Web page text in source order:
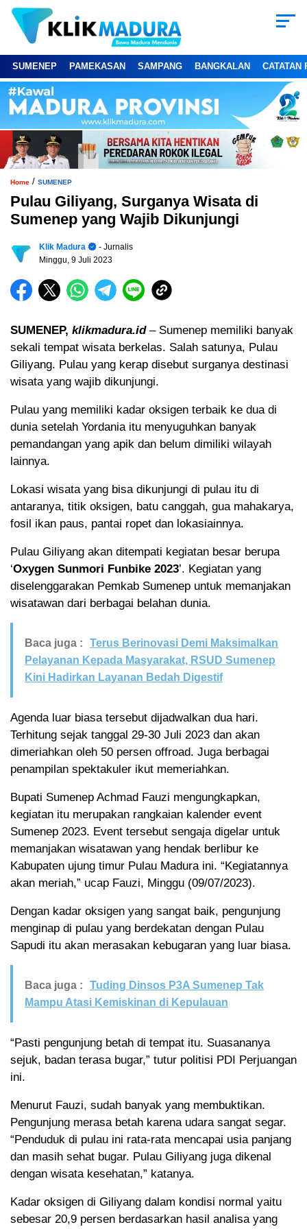
SUMENEP PAMEKASAN SAMPANG BANGKALAN CATATAN
Home / SUMENEP
Pulau Giliyang, Surganya Wisata di
Sumenep yang Wajib Dikunjungi
Klik Madura
- Jurnalis
Minggu, 9 Juli 2023
SUMENEP, klikmadura.id– Sumenep memiliki banyak
sekali tempat wisata berkelas. Salah satunya, Pulau
Giliyang. Pulau yang kerap disebut surganya destinasi
wisata yang wajib dikunjungi.
Pulau yang memiliki kadar oksigen terbaik ke dua di
dunia setelah Yordania itu menyuguhkan banyak
pemandangan yang apik dan belum dimiliki wilayah
lainnya.
Lokasi wisata yang bisa dikunjungi di pulau itu di
antaranya, titik oksigen, batu canggah, gua mahakarya,
fosil ikan paus, pantai ropet dan lokasiainnya.
Pulau Giliyang akan ditempati kegiatan besar berupa
‘Oxygen Sunmori Funbike 2023’. Kegiatan yang
diselenggarakan Pemkab Sumenep untuk memanjakan
wisatawan dari berbagai belahan dunia.
Baca juga :
Terus Berinovasi Demi Maksimalkan
Pelayanan Kepada Masyarakat, RSUD Sumenep
Kini Hadirkan Layanan Bedah Digestif
Agenda luar biasa tersebut dijadwalkan dua hari.
Terhitung sejak tanggal 29-30 Juli 2023 dan akan
dimeriahkan oleh 50 persen offroad. Juga berbagai
penampilan spektakuler ikut memeriahkan.
Bupati Sumenep Achmad Fauzi mengungkapkan,
kegiatan itu merupakan rangkaian kalender event
Sumenep 2023. Event tersebut sengaja digelar untuk
memanjakan wisatawan yang hendak berlibur ke
Kabupaten ujung timur Pulau Madura ini. “Kegiatannya
akan meriah,” ucap Fauzi, Minggu (09/07/2023).
Dengan kadar oksigen yang sangat baik, pengunjung
menginap di pulau yang berdekatan dengan Pulau
Sapudi itu akan merasakan kebugaran yang luar biasa.
Baca juga :
Tuding Dinsos P3A Sumenep Tak
Mampu Atasi Kemiskinan di Kepulauan
“Pasti pengunjung betah di tempat itu. Suasananya
sejuk, badan terasa bugar,” tutur politisi PDI Perjuangan
ini.
Menurut Fauzi, sudah banyak yang membuktikan.
Pengunjung merasa betah karena udara sangat segar.
“Penduduk di pulau ini rata-rata mencapai usia panjang
dan masih sehat bugar. Pulau Giliyang juga dikenal
dengan wisata kesehatan,” katanya.
Kadar oksigen di Giliyang dalam kondisi normal yaitu
sebesar 20,9 persen berdasarkan hasil analisa yang